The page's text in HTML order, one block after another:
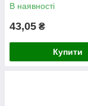
В наявності
43,05 ₴
Купити